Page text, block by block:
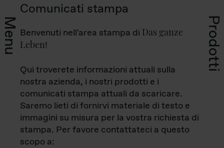
Menu Prodotti
Comunicati stampa
Benvenuti nell'area stampa di Das ganze
Leben!
Qui troverete informazioni attuali sulla
nostra azienda, i nostri prodotti e i
comunicati stampa attuali da scaricare.
Saremo lieti di fornirvi materiale di testo e
immagini su misura per la vostra richiesta di
stampa. Per favore contattateci a questo
scopo a: